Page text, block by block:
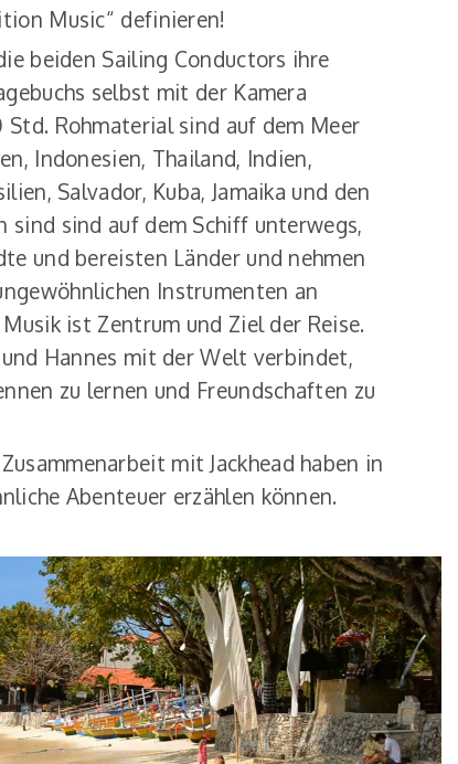
Music“ definieren!
beiden Sailing Conductors ihre
selbst mit der Kamera
Rohmaterial sind auf dem Meer
Indonesien, Thailand, Indien,
Salvador, Kuba, Jamaika und den
sind sind auf dem Schiff unterwegs,
und bereisten Länder und nehmen
Instrumenten an
ist Zentrum und Ziel der Reise.
Hannes mit der Welt verbindet,
zu lernen und Freundschaften zu
mit Jackhead haben in
Abenteuer erzählen können.